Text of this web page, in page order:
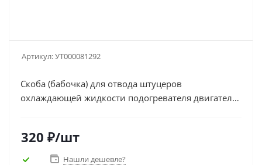
Артикул:УТ000081292
Скоба (бабочка) для отвода штуцеров
охлаждающей жидкости подогревателя двигателя
320 ₽/шт
Нашли дешевле?